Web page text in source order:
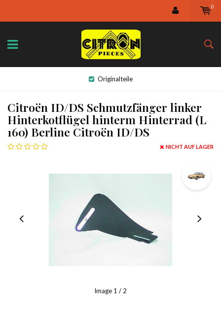
0
Originalteile
Citroën ID/DS Schmutzfänger linker
Hinterkotflügel hinterm Hinterrad (L
160) Berline Citroën ID/DS
NICHT AUF LAGER
Image 1 / 2